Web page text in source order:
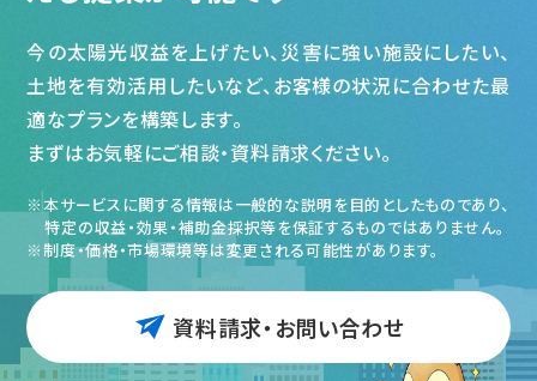
今の太陽光収益を上げたい、災害に強い施設にしたい、
土地を有効活用したいなど、お客様の状況に合わせた最
適なプランを構築します。
まずはお気軽にご相談・資料請求ください。
本サービスに関する情報は一般的な説明を目的としたものであり、
特定の収益・効果・補助金採択等を保証するものではありません。
制度・価格・市場環境等は変更される可能性があります。
資料請求・お問い合わせ